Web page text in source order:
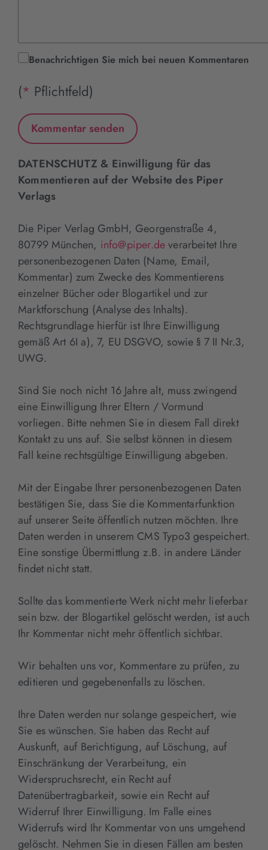
Benachrichtigen Sie mich bei neuen Kommentaren
(* Pflichtfeld)
DATENSCHUTZ & Einwilligung für das
Kommentieren auf der Website des Piper
Verlags
Die Piper Verlag GmbH, Georgenstraße 4,
80799 München, info@piper.deverarbeitet Ihre
personenbezogenen Daten (Name, Email,
Kommentar) zum Zwecke des Kommentierens
einzelner Bücher oder Blogartikel und zur
Marktforschung (Analyse des Inhalts).
Rechtsgrundlage hierfür ist Ihre Einwilligung
gemäß Art 6I a), 7, EU DSGVO, sowie § 7 II Nr.3,
UWG.
Sind Sie noch nicht 16 Jahre alt, muss zwingend
eine Einwilligung Ihrer Eltern / Vormund
vorliegen. Bitte nehmen Sie in diesem Fall direkt
Kontakt zu uns auf. Sie selbst können in diesem
Fall keine rechtsgültige Einwilligung abgeben.
Mit der Eingabe Ihrer personenbezogenen Daten
bestätigen Sie, dass Sie die Kommentarfunktion
auf unserer Seite öffentlich nutzen möchten. Ihre
Daten werden in unserem CMS Typo3 gespeichert.
Eine sonstige Übermittlung z.B. in andere Länder
findet nicht statt.
Sollte das kommentierte Werk nicht mehr lieferbar
sein bzw. der Blogartikel gelöscht werden, ist auch
Ihr Kommentar nicht mehr öffentlich sichtbar.
Wir behalten uns vor, Kommentare zu prüfen, zu
editieren und gegebenenfalls zu löschen.
Ihre Daten werden nur solange gespeichert, wie
Sie es wünschen. Sie haben das Recht auf
Auskunft, auf Berichtigung, auf Löschung, auf
Einschränkung der Verarbeitung, ein
Widerspruchsrecht, ein Recht auf
Datenübertragbarkeit, sowie ein Recht auf
Widerruf Ihrer Einwilligung. Im Falle eines
Widerrufs wird Ihr Kommentar von uns umgehend
gelöscht. Nehmen Sie in diesen Fällen am besten